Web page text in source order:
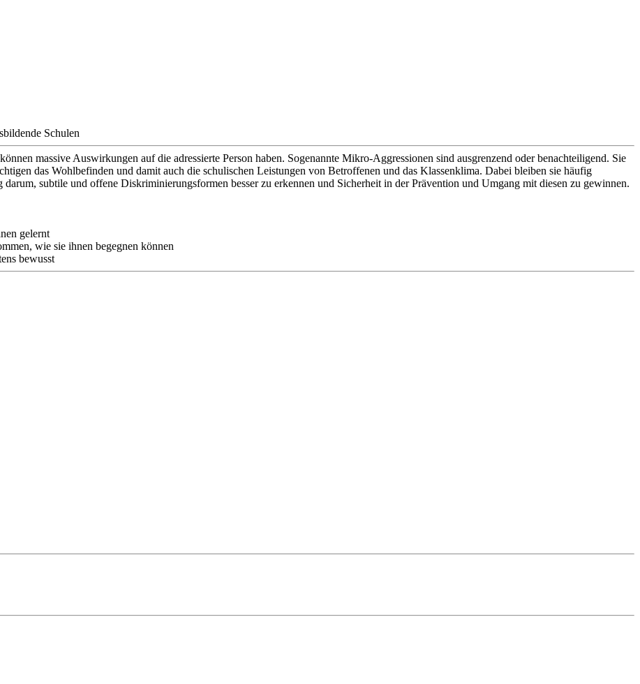
Schulen
massive Auswirkungen auf die adressierte Person haben. Sogenannte Mikro-Aggressionen sind ausgrenzend oder benachteiligend. Sie
das Wohlbefinden und damit auch die schulischen Leistungen von Betroffenen und das Klassenklima. Dabei bleiben sie häufig
subtile und offene Diskriminierungsformen besser zu erkennen und Sicherheit in der Prävention und Umgang mit diesen zu gewinnen.
gelernt
wie sie ihnen begegnen können
bewusst